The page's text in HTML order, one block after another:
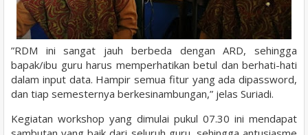
”RDM ini sangat jauh berbeda dengan ARD, sehingga
bapak/ibu guru harus memperhatikan betul dan berhati-hati
dalam input data. Hampir semua fitur yang ada dipassword,
dan tiap semesternya berkesinambungan,” jelas Suriadi.
Kegiatan workshop yang dimulai pukul 07.30 ini mendapat